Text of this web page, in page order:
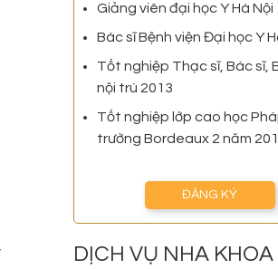
Giảng viên đại học Y Hà Nội
Bác sĩ Bệnh viện Đại học Y
Tốt nghiệp Thạc sĩ, Bác sĩ,
nội trú 2013
Tốt nghiệp lớp cao học
trường Bordeaux 2 năm
ĐĂNG KÝ
DỊCH VỤ NHA KHOA